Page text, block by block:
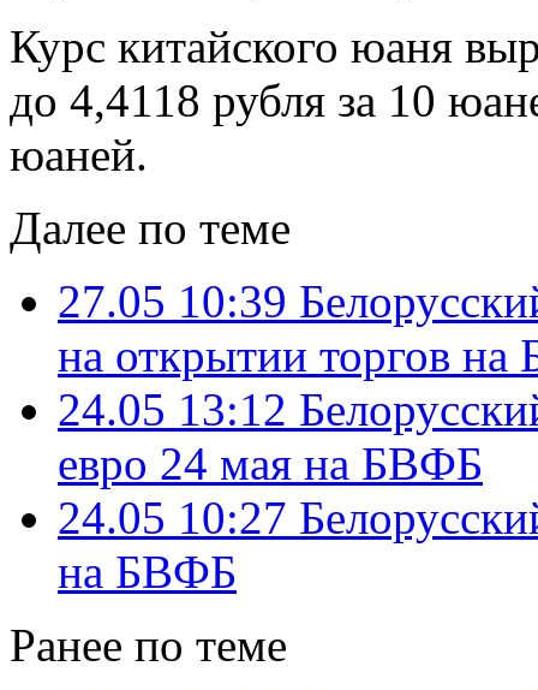
Курс китайского юаня
до 4,4118 рубля за 10
юаней.
Далее по теме
27.05 10:39
на открытии торгов
24.05 13:12
евро 24 мая на БВФБ
24.05 10:27
на БВФБ
Ранее по теме